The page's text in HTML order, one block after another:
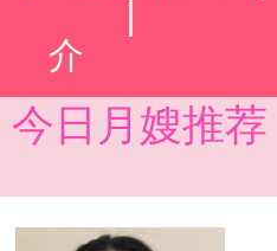
介
今日月嫂推荐